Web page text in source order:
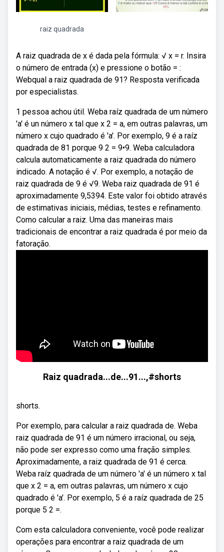
raiz quadrada
A raiz quadrada de x é dada pela fórmula: √ x = r. Insira
o número de entrada (x) e pressione o botão = :
Webqual a raiz quadrada de 91? Resposta verificada
por especialistas.
1 pessoa achou útil. Weba raíz quadrada de um número
'a' é un número x tal que x 2 = a, em outras palavras, um
número x cujo quadrado é 'a'. Por exemplo, 9 é a raíz
quadrada de 81 porque 9 2 = 9•9. Weba calculadora
calcula automaticamente a raiz quadrada do número
indicado. A notação é √. Por exemplo, a notação de
raiz quadrada de 9 é √9. Weba raiz quadrada de 91 é
aproximadamente 9,5394. Este valor foi obtido através
de estimativas iniciais, médias, testes e refinamento.
Como calcular a raiz. Uma das maneiras mais
tradicionais de encontrar a raiz quadrada é por meio da
fatoração.
Raiz quadrada...de...91...,#shorts
shorts.
Por exemplo, para calcular a raiz quadrada de. Weba
raiz quadrada de 91 é um número irracional, ou seja,
não pode ser expresso como uma fração simples.
Aproximadamente, a raiz quadrada de 91 é cerca.
Weba raíz quadrada de um número 'a' é un número x tal
que x 2 = a, em outras palavras, um número x cujo
quadrado é 'a'. Por exemplo, 5 é a raíz quadrada de 25
porque 5 2 =.
Com esta calculadora conveniente, você pode realizar
operações para encontrar a raiz quadrada de um